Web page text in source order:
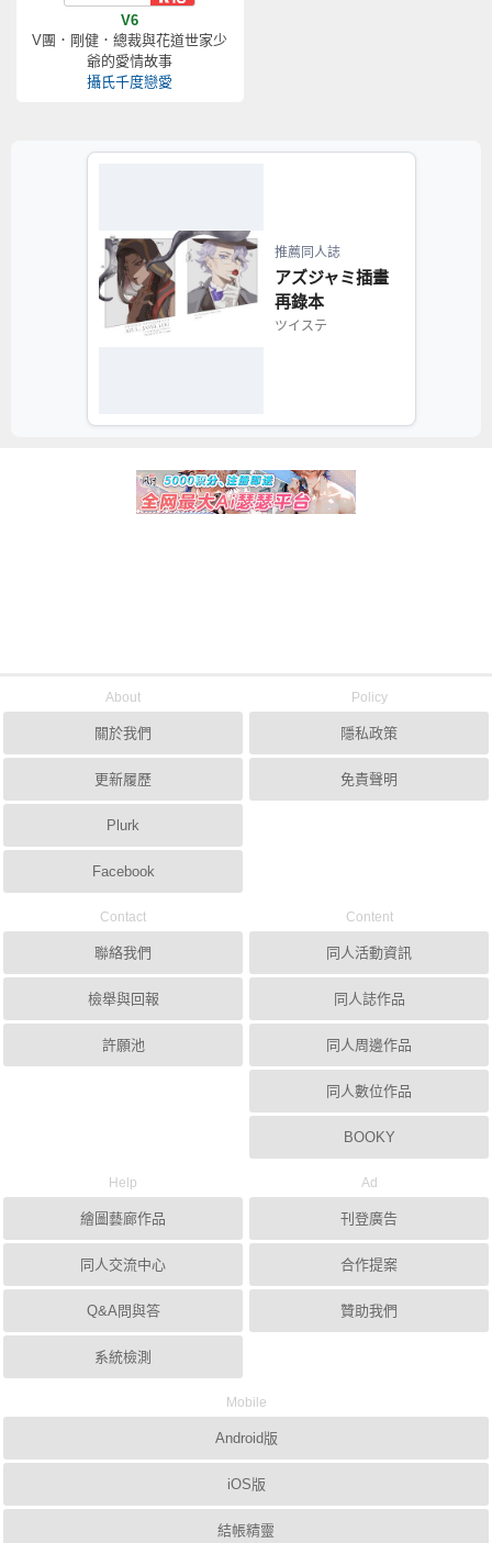
V6
V團．剛健．總裁與花道世家少
爺的愛情故事
攝氏千度戀愛
推薦同人誌
アズジャミ插畫
再錄本
ツイステ
About
關於我們
更新履歷
Plurk
Facebook
Policy
隱私政策
免責聲明
Contact
聯絡我們
檢舉與回報
許願池
Content
同人活動資訊
同人誌作品
同人周邊作品
同人數位作品
BOOKY
Help
繪圖藝廊作品
同人交流中心
Q&A問與答
系統檢測
Ad
刊登廣告
合作提案
贊助我們
Mobile
Android版
iOS版
結帳精靈